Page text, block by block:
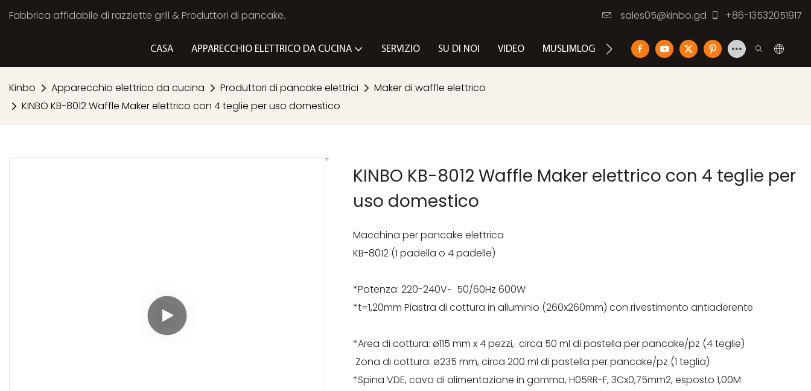
Fabbrica affidabile di razzlette grill & Produttori di pancake. sales05@kinbo.gd +86-13532051917
CASA APPARECCHIO ELETTRICO DA CUCINA SERVIZIO SU DI NOI VIDEO MUSLIMLOG CONTATTACI
Kinbo Apparecchio elettrico da cucina Produttori di pancake elettrici
Maker di waffle elettrico
KINBO KB-8012 Waffle Maker elettrico con 4 teglie per uso domestico
KINBO KB-8012 Waffle Maker elettrico con 4 teglie per
uso domestico
Macchina per pancake elettrica
KB-8012 (1 padella o 4 padelle)
*Potenza: 220-240V~ 50/60Hz 600W
*t=1,20mm Piastra di cottura in alluminio (260x260mm) con rivestimento antiaderente
*Area di cottura: ø115 mm x 4 pezzi, circa 50 ml di pastella per pancake/pz (4 teglie)
Zona di cottura: ø235 mm, circa 200 ml di pastella per pancake/pz (1 teglia)
*Spina VDE, cavo di alimentazione in gomma, H05RR-F, 3Cx0,75mm2, esposto 1,00M